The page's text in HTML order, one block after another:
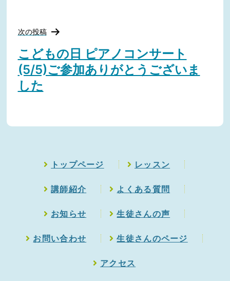
次の投稿
こどもの日 ピアノコンサート
(5/5)ご参加ありがとうございま
した
トップページ レッスン
講師紹介 よくある質問
お知らせ 生徒さんの声
お問い合わせ 生徒さんのページ
アクセス